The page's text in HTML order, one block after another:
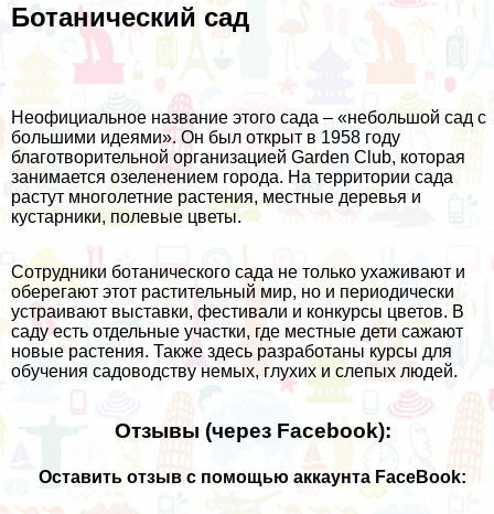
Ботанический сад
Неофициальное название этого сада – «небольшой сад с
большими идеями». Он был открыт в 1958 году
благотворительной организацией Garden Club, которая
занимается озеленением города. На территории сада
растут многолетние растения, местные деревья и
кустарники, полевые цветы.
Сотрудники ботанического сада не только ухаживают и
оберегают этот растительный мир, но и периодически
устраивают выставки, фестивали и конкурсы цветов. В
саду есть отдельные участки, где местные дети сажают
новые растения. Также здесь разработаны курсы для
обучения садоводству немых, глухих и слепых людей.
Отзывы (через Facebook):
Оставить отзыв с помощью аккаунта FaceBook: